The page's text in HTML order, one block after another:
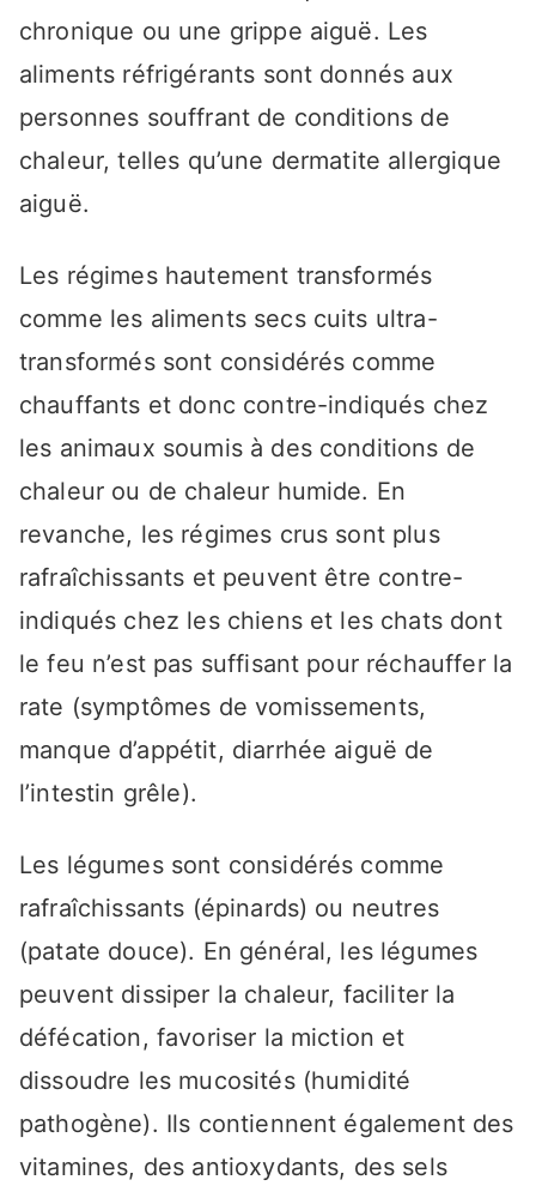
chronique ou une grippe aiguë. Les
aliments réfrigérants sont donnés aux
personnes souffrant de conditions de
chaleur, telles qu’une dermatite allergique
aiguë.
Les régimes hautement transformés
comme les aliments secs cuits ultra-
transformés sont considérés comme
chauffants et donc contre-indiqués chez
les animaux soumis à des conditions de
chaleur ou de chaleur humide. En
revanche, les régimes crus sont plus
rafraîchissants et peuvent être contre-
indiqués chez les chiens et les chats dont
le feu n’est pas suffisant pour réchauffer la
rate (symptômes de vomissements,
manque d’appétit, diarrhée aiguë de
l’intestin grêle).
Les légumes sont considérés comme
rafraîchissants (épinards) ou neutres
(patate douce). En général, les légumes
peuvent dissiper la chaleur, faciliter la
défécation, favoriser la miction et
dissoudre les mucosités (humidité
pathogène). Ils contiennent également des
vitamines, des antioxydants, des sels